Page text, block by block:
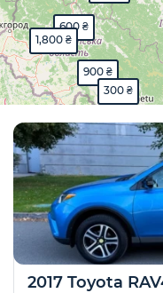
300 ₴
900 ₴
600 ₴
1,800 ₴
2017 Toyota